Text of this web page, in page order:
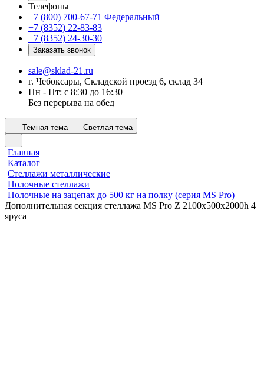
Телефоны
+7 (800) 700-67-71 Федеральный
+7 (8352) 22-83-83
+7 (8352) 24-30-30
Заказать звонок
sale@sklad-21.ru
г. Чебоксары, Складской проезд 6, склад 34
Пн - Пт: с 8:30 до 16:30
Без перерыва на обед
Темная тема Светлая тема
Главная
Каталог
Стеллажи металлические
Полочные стеллажи
Полочные на зацепах до 500 кг на полку (серия MS Pro)
Дополнительная секция стеллажа MS Pro Z 2100x500х2000h 4
яруса